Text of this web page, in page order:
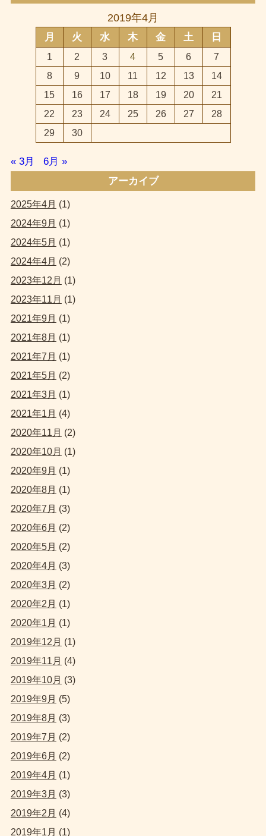
2019年4月
月 火 水 木 金 土 日
1 2 3 4 5 6
7
8
9 10 11 12 13
14
15
16 17 18 19 20
21
22
23 24 25 26 27
28
29
30
« 3月
6月 »
アーカイブ
2025年4月 (1)
2024年9月 (1)
2024年5月 (1)
2024年4月 (2)
2023年12月 (1)
2023年11月 (1)
2021年9月 (1)
2021年8月 (1)
2021年7月 (1)
2021年5月 (2)
2021年3月 (1)
2021年1月 (4)
2020年11月 (2)
2020年10月 (1)
2020年9月 (1)
2020年8月 (1)
2020年7月 (3)
2020年6月 (2)
2020年5月 (2)
2020年4月 (3)
2020年3月 (2)
2020年2月 (1)
2020年1月 (1)
2019年12月 (1)
2019年11月 (4)
2019年10月 (3)
2019年9月 (5)
2019年8月 (3)
2019年7月 (2)
2019年6月 (2)
2019年4月 (1)
2019年3月 (3)
2019年2月 (4)
2019年1月 (1)